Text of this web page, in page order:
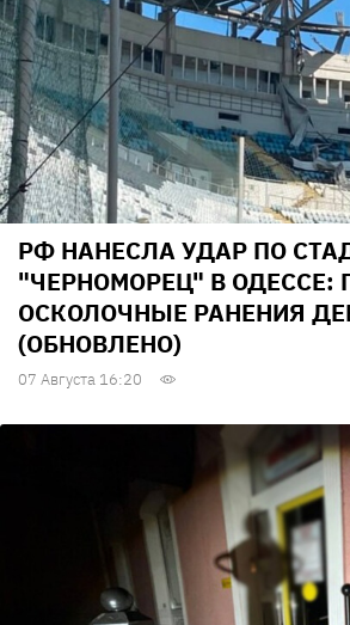
РФ НАНЕСЛА УДАР ПО
"ЧЕРНОМОРЕЦ" В ОДЕССЕ:
ОСКОЛОЧНЫЕ РАНЕНИЯ
(ОБНОВЛЕНО)
07 Августа 16:20